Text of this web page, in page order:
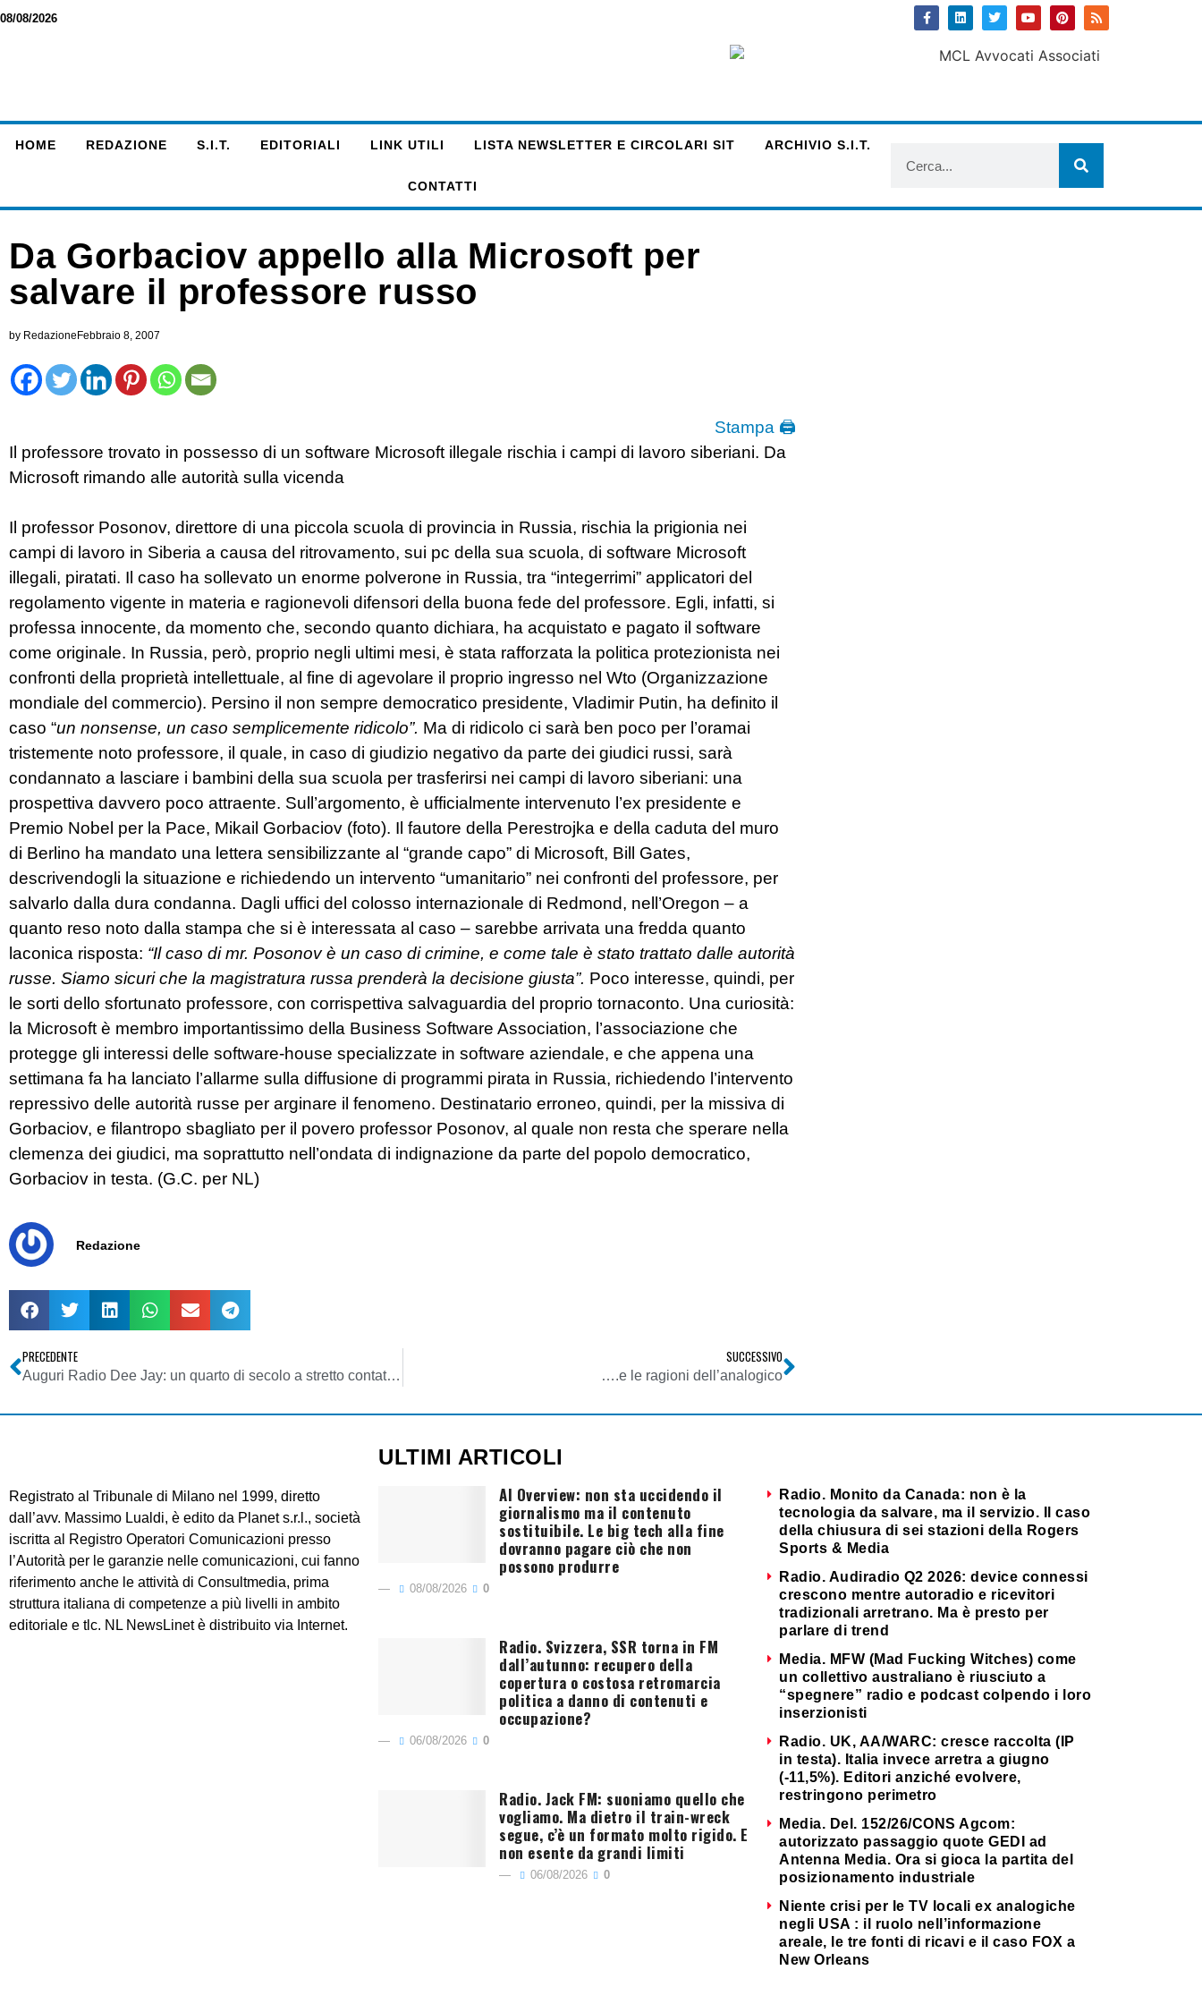
08/08/2026
HOME REDAZIONE S.I.T. EDITORIALI LINK UTILI LISTA NEWSLETTER E CIRCOLARI SIT ARCHIVIO S.I.T.
CONTATTI
Da Gorbaciov appello alla Microsoft per
salvare il professore russo
by Redazione Febbraio 8, 2007
Stampa 🖨
Il professore trovato in possesso di un software Microsoft illegale rischia i campi di lavoro siberiani. Da
Microsoft rimando alle autorità sulla vicenda
Il professor Posonov, direttore di una piccola scuola di provincia in Russia, rischia la prigionia nei
campi di lavoro in Siberia a causa del ritrovamento, sui pc della sua scuola, di software Microsoft
illegali, piratati. Il caso ha sollevato un enorme polverone in Russia, tra “integerrimi” applicatori del
regolamento vigente in materia e ragionevoli difensori della buona fede del professore. Egli, infatti, si
professa innocente, da momento che, secondo quanto dichiara, ha acquistato e pagato il software
come originale. In Russia, però, proprio negli ultimi mesi, è stata rafforzata la politica protezionista nei
confronti della proprietà intellettuale, al fine di agevolare il proprio ingresso nel Wto (Organizzazione
mondiale del commercio). Persino il non sempre democratico presidente, Vladimir Putin, ha definito il
caso “un nonsense, un caso semplicemente ridicolo”. Ma di ridicolo ci sarà ben poco per l’oramai
tristemente noto professore, il quale, in caso di giudizio negativo da parte dei giudici russi, sarà
condannato a lasciare i bambini della sua scuola per trasferirsi nei campi di lavoro siberiani: una
prospettiva davvero poco attraente. Sull’argomento, è ufficialmente intervenuto l’ex presidente e
Premio Nobel per la Pace, Mikail Gorbaciov (foto). Il fautore della Perestrojka e della caduta del muro
di Berlino ha mandato una lettera sensibilizzante al “grande capo” di Microsoft, Bill Gates,
descrivendogli la situazione e richiedendo un intervento “umanitario” nei confronti del professore, per
salvarlo dalla dura condanna. Dagli uffici del colosso internazionale di Redmond, nell’Oregon – a
quanto reso noto dalla stampa che si è interessata al caso – sarebbe arrivata una fredda quanto
laconica risposta: “Il caso di mr. Posonov è un caso di crimine, e come tale è stato trattato dalle autorità
russe. Siamo sicuri che la magistratura russa prenderà la decisione giusta”. Poco interesse, quindi, per
le sorti dello sfortunato professore, con corrispettiva salvaguardia del proprio tornaconto. Una curiosità:
la Microsoft è membro importantissimo della Business Software Association, l’associazione che
protegge gli interessi delle software-house specializzate in software aziendale, e che appena una
settimana fa ha lanciato l’allarme sulla diffusione di programmi pirata in Russia, richiedendo l’intervento
repressivo delle autorità russe per arginare il fenomeno. Destinatario erroneo, quindi, per la missiva di
Gorbaciov, e filantropo sbagliato per il povero professor Posonov, al quale non resta che sperare nella
clemenza dei giudici, ma soprattutto nell’ondata di indignazione da parte del popolo democratico,
Gorbaciov in testa. (G.C. per NL)
Redazione
PRECEDENTE
Auguri Radio Dee Jay: un quarto di secolo a stretto contatto coi giovani
SUCCESSIVO
….e le ragioni dell’analogico
Registrato al Tribunale di Milano nel 1999, diretto
dall’avv. Massimo Lualdi, è edito da Planet s.r.l., società
iscritta al Registro Operatori Comunicazioni presso
l’Autorità per le garanzie nelle comunicazioni, cui fanno
riferimento anche le attività di Consultmedia, prima
struttura italiana di competenze a più livelli in ambito
editoriale e tlc. NL NewsLinet è distribuito via Internet.
ULTIMI ARTICOLI
AI Overview: non sta uccidendo il
giornalismo ma il contenuto
sostituibile. Le big tech alla fine
dovranno pagare ciò che non
possono produrre
08/08/2026 0
Radio. Svizzera, SSR torna in FM
dall’autunno: recupero della
copertura o costosa retromarcia
politica a danno di contenuti e
occupazione?
06/08/2026 0
Radio. Jack FM: suoniamo quello che
vogliamo. Ma dietro il train-wreck
segue, c’è un formato molto rigido. E
non esente da grandi limiti
06/08/2026 0
Radio. Monito da Canada: non è la
tecnologia da salvare, ma il servizio. Il caso
della chiusura di sei stazioni della Rogers
Sports & Media
Radio. Audiradio Q2 2026: device connessi
crescono mentre autoradio e ricevitori
tradizionali arretrano. Ma è presto per
parlare di trend
Media. MFW (Mad Fucking Witches) come
un collettivo australiano è riusciuto a
“spegnere” radio e podcast colpendo i loro
inserzionisti
Radio. UK, AA/WARC: cresce raccolta (IP
in testa). Italia invece arretra a giugno
(-11,5%). Editori anziché evolvere,
restringono perimetro
Media. Del. 152/26/CONS Agcom:
autorizzato passaggio quote GEDI ad
Antenna Media. Ora si gioca la partita del
posizionamento industriale
Niente crisi per le TV locali ex analogiche
negli USA : il ruolo nell’informazione
areale, le tre fonti di ricavi e il caso FOX a
New Orleans